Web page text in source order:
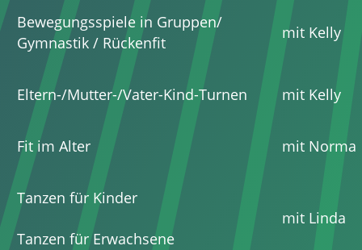
Bewegungsspiele in Gruppen/
Gymnastik / Rückenfit
mit Kelly
Eltern-/Mutter-/Vater-Kind-Turnen mit Kelly
Fit im Alter mit Norma
Tanzen für Kinder
Tanzen für Erwachsene
mit Linda